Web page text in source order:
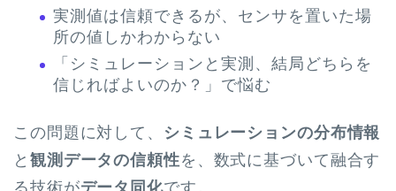
実測値は信頼できるが、センサを置いた場
所の値しかわからない
「シミュレーションと実測、結局どちらを
信じればよいのか？」で悩む
この問題に対して、
シミュレーションの分布情報
と 観測データの信頼性を、数式に基づいて融合す
る技術がデータ同化です。